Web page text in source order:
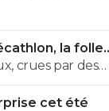
la folle
crues par des
"
cet été